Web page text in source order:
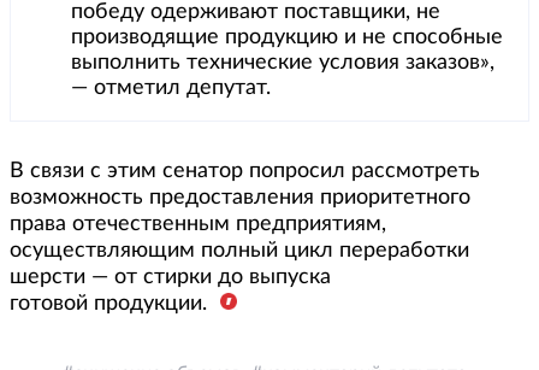
победу одерживают поставщики, не
производящие продукцию и не способные
выполнить технические условия заказов»,
— отметил депутат.
В связи с этим сенатор попросил рассмотреть
возможность предоставления приоритетного
права отечественным предприятиям,
осуществляющим полный цикл переработки
шерсти — от стирки до выпуска
готовой продукции.